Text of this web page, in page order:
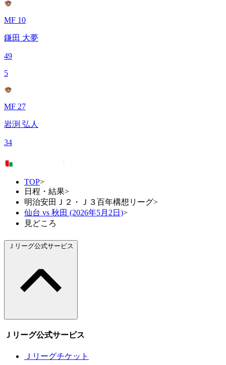
MF 10
鎌田 大夢
49
5
MF 27
岩渕 弘人
34
TOP>
日程・結果>
明治安田Ｊ２・Ｊ３百年構想リーグ>
仙台 vs 秋田 (2026年5月2日)>
見どころ
Ｊリーグ公式サービス
Ｊリーグ公式サービス
Ｊリーグチケット